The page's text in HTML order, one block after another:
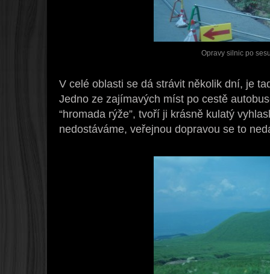
Opravy silnic po
V celé oblasti se dá strávit několik dní, je
Jedno ze zajímavých míst po cestě
“hromada rýže”, tvoří ji krásně kulatý
nedostáváme, veřejnou dopravou se to